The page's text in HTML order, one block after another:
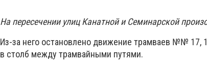
На пересечении улиц Канатной и Семинарской
Из-за него остановлено движение трамваев №№ 17,
в столб между трамвайными путями.